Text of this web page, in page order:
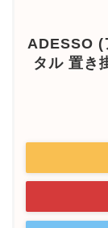
ADESSO (
タル 置き